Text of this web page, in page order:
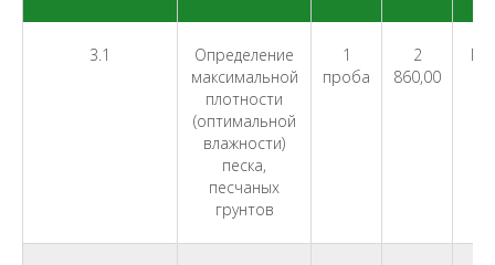
3.1
Определение
максимальной
плотности
(оптимальной
влажности)
песка,
песчаных
грунтов
1
проба
2
860,00